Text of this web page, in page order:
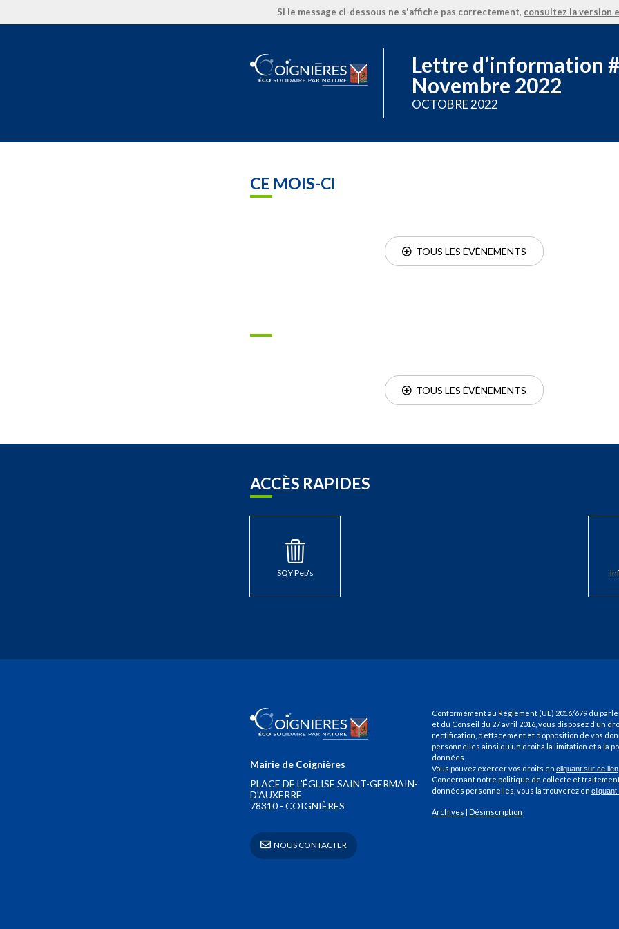
Si le message ci-dessous ne s'affiche pas correctement, consultez la version
Lettre d’information
Novembre 2022
OCTOBRE 2022
CE MOIS-CI
TOUS LES ÉVÉNEMENTS
TOUS LES ÉVÉNEMENTS
ACCÈS RAPIDES
SQY Pep's
Mairie de Coignières
PLACE DE L'ÉGLISE SAINT-GERMAIN-
D'AUXERRE
78310 - COIGNIÈRES
NOUS CONTACTER
Conformément au Règlement (UE) 2016/679 du
et du Conseil du 27 avril 2016, vous disposez d’un
rectification, d’effacement et d’opposition de vos
personnelles ainsi qu’un droit à la limitation et à la
données.
Vous pouvez exercer vos droits en cliquant sur ce lien
Concernant notre politique de collecte et
données personnelles, vous la trouverez en cliquant
Archives | Désinscription